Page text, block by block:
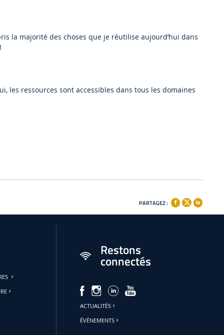
la majorité des choses que je réutilise aujourd’hui dans
les ressources sont accessibles dans tous les domaines
PARTAGEZ :
Restons
connectés
ACTUALITÉS
ÉVÉNEMENTS